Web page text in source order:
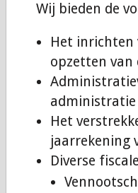
Wij bieden de
Het inrichten
opzetten
administratie
Het
jaarrekening
Diverse